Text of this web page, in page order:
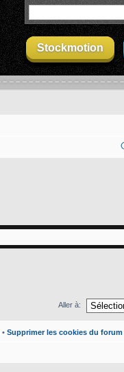
Stockmotion
Aller à:
• Supprimer les cookies du forum